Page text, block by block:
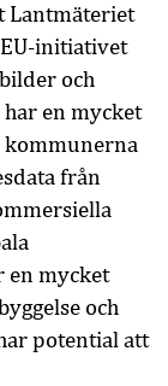
Lantmäteriet
initiativet
och
en mycket
kommunerna
från
en mycket
och
potential att